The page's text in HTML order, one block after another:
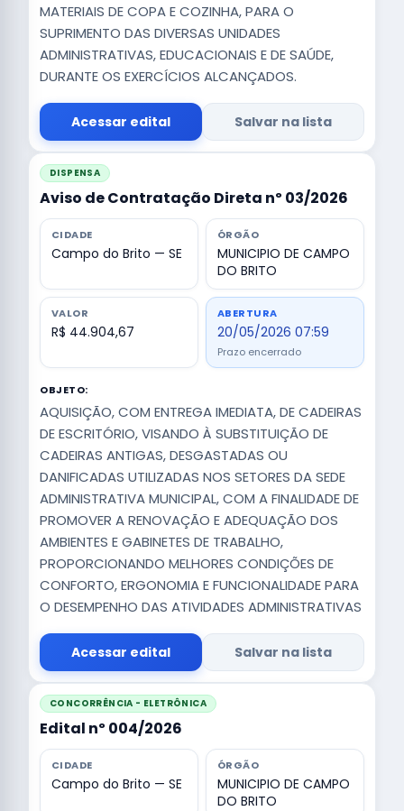
MATERIAIS DE COPA E COZINHA, PARA O
SUPRIMENTO DAS DIVERSAS UNIDADES
ADMINISTRATIVAS, EDUCACIONAIS E DE SAÚDE,
DURANTE OS EXERCÍCIOS ALCANÇADOS.
Acessar edital Salvar na lista
DISPENSA
Aviso de Contratação Direta nº 03/2026
CIDADE
Campo do Brito — SE
ÓRGÃO
MUNICIPIO DE CAMPO
DO BRITO
VALOR
R$ 44.904,67
ABERTURA
20/05/2026 07:59
Prazo encerrado
OBJETO:
AQUISIÇÃO, COM ENTREGA IMEDIATA, DE CADEIRAS
DE ESCRITÓRIO, VISANDO À SUBSTITUIÇÃO DE
CADEIRAS ANTIGAS, DESGASTADAS OU
DANIFICADAS UTILIZADAS NOS SETORES DA SEDE
ADMINISTRATIVA MUNICIPAL, COM A FINALIDADE DE
PROMOVER A RENOVAÇÃO E ADEQUAÇÃO DOS
AMBIENTES E GABINETES DE TRABALHO,
PROPORCIONANDO MELHORES CONDIÇÕES DE
CONFORTO, ERGONOMIA E FUNCIONALIDADE PARA
O DESEMPENHO DAS ATIVIDADES ADMINISTRATIVAS
Acessar edital Salvar na lista
CONCORRÊNCIA - ELETRÔNICA
Edital nº 004/2026
CIDADE
Campo do Brito — SE
ÓRGÃO
MUNICIPIO DE CAMPO
DO BRITO